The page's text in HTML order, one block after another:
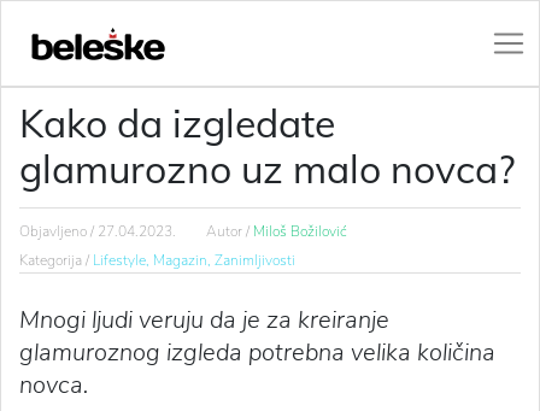
Kako da izgledate
glamurozno uz malo novca?
Objavljeno / 27.04.2023. Autor / Miloš Božilović
Kategorija / Lifestyle, Magazin, Zanimljivosti
Mnogi ljudi veruju da je za kreiranje
glamuroznog izgleda potrebna velika količina
novca.